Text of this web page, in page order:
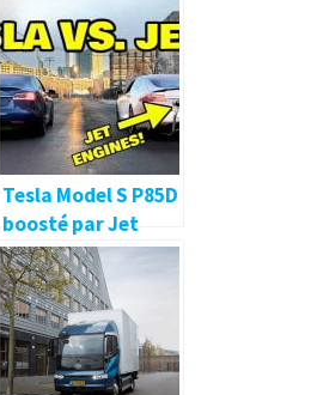
Tesla Model S P85D
boosté par Jet
comparé au P100D
standard